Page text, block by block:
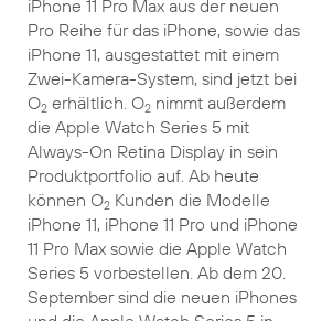
iPhone 11 Pro Max aus der neuen
Pro Reihe für das iPhone, sowie das
iPhone 11, ausgestattet mit einem
Zwei-Kamera-System, sind jetzt bei
O2erhältlich. O2nimmt außerdem
die Apple Watch Series 5 mit
Always-On Retina Display in sein
Produktportfolio auf. Ab heute
können O2Kunden die Modelle
iPhone 11, iPhone 11 Pro und iPhone
11 Pro Max sowie die Apple Watch
Series 5 vorbestellen. Ab dem 20.
September sind die neuen iPhones